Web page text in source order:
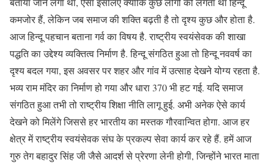
कमजोर हैं, लेकिन जब समाज की शक्ति बढ़ती है तो दृश्य कुछ और होता है.
आज हिन्दू पहचान बताना गर्व का विषय है. राष्ट्रीय स्वयंसेवक की शाखा
पद्धति का उद्देश्य व्यक्तित्व निर्माण है. हिन्दू संगठित हुआ तो हिन्दू नववर्ष का
दृश्य बदल गया, इस अवसर पर शहर और गांव में उत्साह देखने योग्य रहता है.
भव्य राम मंदिर का निर्माण हो गया और धारा 370 भी हट गई. यदि समाज
संगठित हुआ तभी तो राष्ट्रीय शिक्षा नीति लागू हुई. अभी अनेक ऐसे कार्य
देखने को मिलेंगे जिससे हर भारतीय का मस्तक गौरवान्वित होगा. आज हर
क्षेत्र में राष्ट्रीय स्वयंसेवक संघ के प्रकल्प सेवा कार्य कर रहे हैं. हमें आज
गुरु तेग बहादुर सिंह जी जैसे आदर्श से प्रेरणा लेनी होगी, जिन्होंने भारत माता